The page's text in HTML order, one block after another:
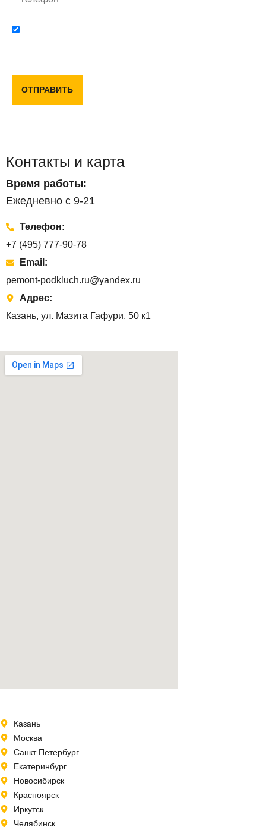
ОТПРАВИТЬ
Контакты и карта
Время работы:
Ежедневно с 9-21
Телефон:
+7 (495) 777-90-78
Email:
pemont-podkluch.ru@yandex.ru
Адрес:
Казань, ул. Мазита Гафури, 50 к1
Казань
Москва
Санкт Петербург
Екатеринбург
Новосибирск
Красноярск
Иркутск
Челябинск